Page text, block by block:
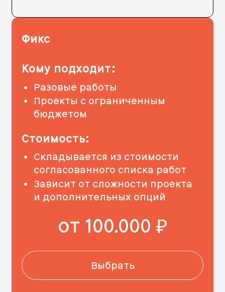
Фикс
Кому подходит:
Разовые работы
Проекты с ограниченным
бюджетом
Стоимость:
Складывается из стоимости
согласованного списка работ
Зависит от сложности проекта
и дополнительных опций
от 100.000
Выбрать